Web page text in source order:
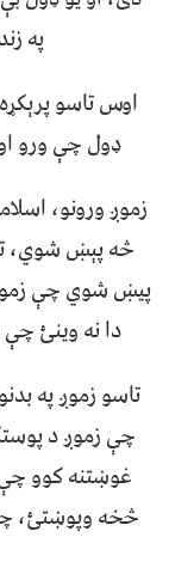
په
اوس تاسو
ډول چې ورو
زموږ ورونو،
څه پېښ شوي،
پیښ شوي چې زموږ
دا نه وينئ
تاسو زموږ په
چې زموږ د
غوښتنه کوو
څخه وپوښتئ،